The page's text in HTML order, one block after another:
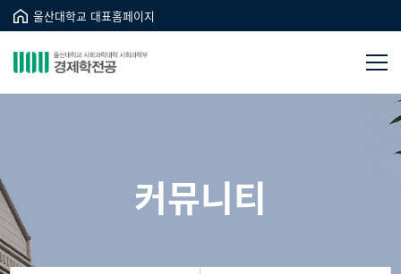
울산대학교 대표홈페이지
커뮤니티